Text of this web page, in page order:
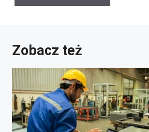
Zobacz też